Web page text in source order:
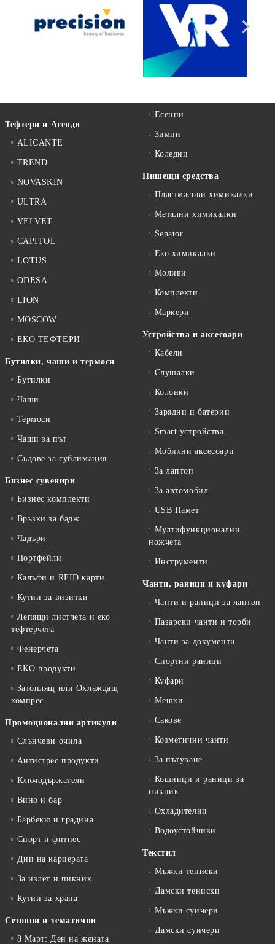
Тефтери и Агенди
ALICANTE
TREND
NOVASKIN
ULTRA
VELVET
CAPITOL
LOTUS
ODESA
LION
MOSCOW
ЕКО ТЕФТЕРИ
Бутилки, чаши и термоси
Бутилки
Чаши
Термоси
Чаши за път
Съдове за сублимация
Бизнес сувенири
Бизнес комплекти
Връзки за бадж
Чадъри
Портфейли
Калъфи и RFID карти
Кутии за визитки
Лепящи листчета и еко
тефтeрчета
Фенерчета
ЕКО продукти
Затоплящ или Охлаждащ
компрес
Промоционални артикули
Слънчеви очила
Антистрес продукти
Ключодържатели
Вино и бар
Барбекю и градина
Спорт и фитнес
Дни на кариерата
За излет и пикник
Кутии за храна
Сезонни и тематични
8 Март: Ден на жената
Есенни
Зимни
Коледни
Пишещи средства
Пластмасови химикалки
Метални химикалки
Senator
Еко химикалки
Моливи
Комплекти
Маркери
Устройства и аксесоари
Кабели
Слушалки
Колонки
Зарядни и батерии
Smart устройства
Мобилни аксесоари
За лаптоп
За автомобил
USB Памет
Мултифункционални
ножчета
Инструменти
Чанти, раници и куфари
Чанти и раници за лаптоп
Пазарски чанти и торби
Чанти за документи
Спортни раници
Куфари
Мешки
Сакове
Козметични чанти
За пътуване
Кошници и раници за
пикник
Охладителни
Водоустойчиви
Текстил
Мъжки тениски
Дамски тениски
Мъжки суичери
Дамски суичери